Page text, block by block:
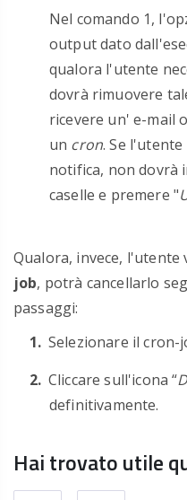
Nel comando 1,
output dato
qualora l'utente
dovrà rimuovere
ricevere un' e-mail
un cron. Se
notifica, non dovrà
caselle e premere "
Qualora, invece, l'utente
job, potrà cancellarlo
passaggi:
Selezionare il cron-
Cliccare sull'icona “
definitivamente.
Hai trovato utile